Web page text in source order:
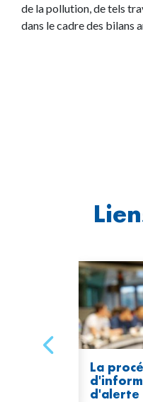
de la pollution, de tels
dans le cadre des bilans
La
d'alerte